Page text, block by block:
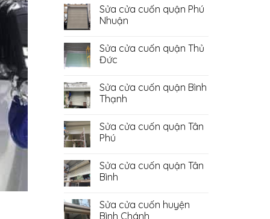
Cuốn
Quận
Bình
bình
luận
ở
cuốn
quận
Gò
Sửa cửa cuốn quận Phú
Nhuận
bình
luận
ở
cuốn
quận
Phú
Sửa cửa cuốn quận Thủ
Đức
bình
luận
ở
cuốn
quận
Thủ
Sửa cửa cuốn quận Bình
Thạnh
bình
luận
ở
cuốn
quận
Bình
Sửa cửa cuốn quận Tân
Phú
bình
luận
ở
cuốn
quận
Sửa cửa cuốn quận Tân
Bình
bình
luận
Sửa cửa cuốn huyện
Bình Chánh